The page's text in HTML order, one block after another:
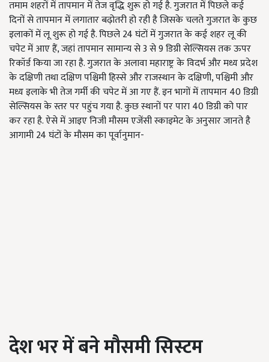
तमाम शहरों में तापमान में तेज वृद्धि शुरू हो गई है. गुजरात में पिछले कई
दिनों से तापमान में लगातार बढ़ोतरी हो रही है जिसके चलते गुजरात के कुछ
इलाकों में लू शुरू हो गई है. पिछले 24 घंटों में गुजरात के कई शहर लू की
चपेट में आए हैं, जहां तापमान सामान्य से 3 से 9 डिग्री सेल्सियस तक ऊपर
रिकॉर्ड किया जा रहा है. गुजरात के अलावा महाराष्ट्र के विदर्भ और मध्य प्रदेश
के दक्षिणी तथा दक्षिण पश्चिमी हिस्से और राजस्थान के दक्षिणी, पश्चिमी और
मध्य इलाके भी तेज गर्मी की चपेट में आ गए हैं. इन भागों में तापमान 40 डिग्री
सेल्सियस के स्तर पर पहुंच गया है. कुछ स्थानों पर पारा 40 डिग्री को पार
कर रहा है. ऐसे में आइए निजी मौसम एजेंसी स्काइमेट के अनुसार जानते है
आगामी 24 घंटों के मौसम का पूर्वानुमान-
देश भर में बने मौसमी सिस्टम